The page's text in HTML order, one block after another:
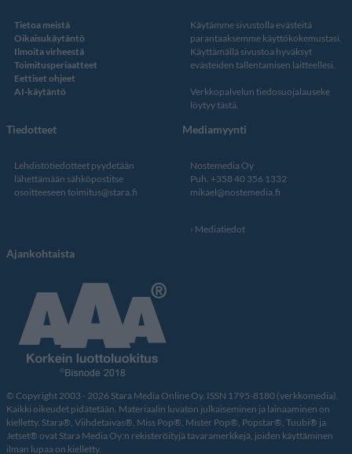
Tietoa meistä
Oikaisukäytäntö
Ilmoita virheestä
Toimitusperiaatteet
Eettiset ohjeet
AI-käytäntö
Käytämme sivustolla evästeitä
parantaaksemme käyttökokemustasi.
Käyttämällä sivustoa hyväksyt
evästeiden tallentamisen laitteellesi.
Verkkopalvelun tiedosuojalauseke
löytyy tästä.
Tiedotteet
Lehdistötiedotteet pyydetään
lähettämään sähköpostitse
osoitteeseen toimitus@stara.fi
Mediamyynti
Nostemedia Oy
Puh. +358 40 356 1332
mikael@nostemedia.fi
Mediatiedot
Ajankohtaista
© Copyright 2003 - 2026 Stara Media Online Oy. ISSN 1795-8180 (verkkomedia).
Kaikki oikeudet pidätetään. Materiaalin luvaton julkaiseminen ja lainaaminen on
kielletty. Stara®, Viihdetaivas®, Miss Pop®, Mister Pop®, Popstar®, Tuubi® ja
Jetset® ovat Stara Media Oy:n rekisteröityjä tavaramerkkejä, joiden käyttäminen
ilman lupaa on kielletty.